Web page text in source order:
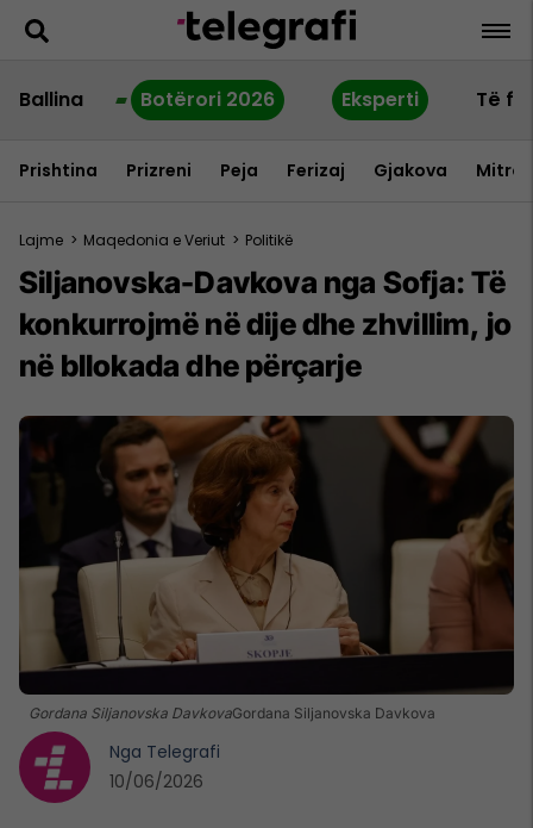
Ballina Botërori 2026 Eksperti Të
Prishtina Prizreni Peja Ferizaj Gjakova
Lajme > Maqedonia e Veriut > Politikë
Siljanovska-Davkova nga Sofja: Të
konkurrojmë në dije dhe zhvillim, jo
​​në bllokada dhe përçarje
Gordana Siljanovska DavkovaGordana Siljanovska Davkova
Nga Telegrafi
10/06/2026